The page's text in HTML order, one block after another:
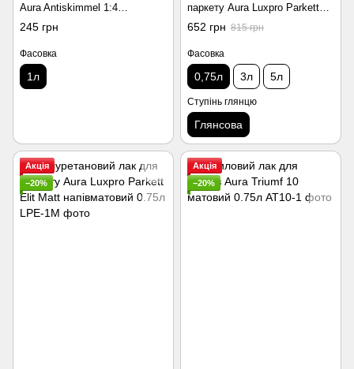
Aura Antiskimmel 1:4
концентрат 1л
245 грн
Фасовка
1л
паркету Aura Luxpro Parkett
Elit глянсовий 0.75л
652 грн 815 грн
Фасовка
0,75л 3л 5л
Ступінь глянцю
Глянсова
Акція
−20%
Акція
−20%